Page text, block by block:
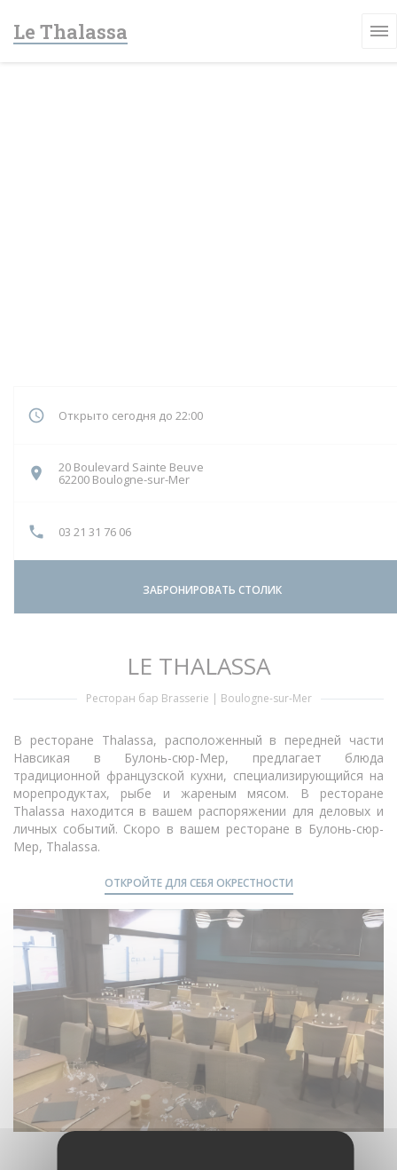
Le Thalassa
Открыто сегодня до 22:00
20 Boulevard Sainte Beuve
62200 Boulogne-sur-Mer((открывается в новом окне))
03 21 31 76 06
ЗАБРОНИРОВАТЬ СТОЛИК
LE THALASSA
Ресторан бар Brasserie | Boulogne-sur-Mer
В ресторане Thalassa, расположенный в передней части
Навсикая в Булонь-сюр-Мер, предлагает блюда
традиционной французской кухни, специализирующийся на
морепродуктах, рыбе и жареным мясом. В ресторане
Thalassa находится в вашем распоряжении для деловых и
личных событий. Скоро в вашем ресторане в Булонь-сюр-
Мер, Thalassa.
ОТКРОЙТЕ ДЛЯ СЕБЯ ОКРЕСТНОСТИ